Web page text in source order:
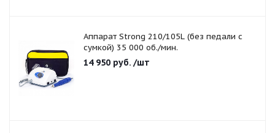
Аппарат Strong 210/105L (без педали с
сумкой) 35 000 об./мин.
14 950 руб. /шт